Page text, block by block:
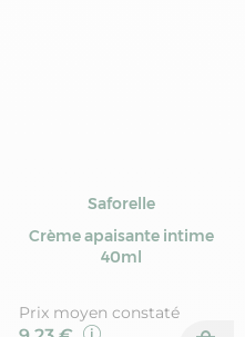
Saforelle
Crème apaisante intime
40ml
Prix moyen constaté